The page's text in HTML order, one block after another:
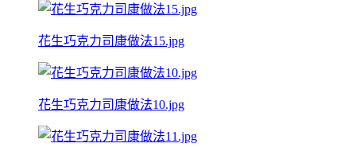
花生巧克力司康做法15.jpg
花生巧克力司康做法10.jpg